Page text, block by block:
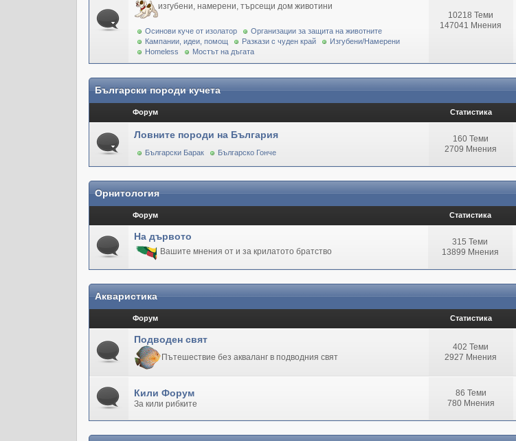
изгубени, намерени, търсещи дом животини
Осинови куче от изолатор
Организации за защита на животните
Кампании, идеи, помощ
Разкази с чуден край
Изгубени/Намерени
Homeless
Мостът на дъгата
10218 Теми
147041 Мнения
Български породи кучета
Форум Статистика
Ловните породи на България
Български Барак Българско Гонче
160 Теми
2709 Мнения
Орнитология
Форум Статистика
На дървото
Вашите мнения от и за крилатото братство
315 Теми
13899 Мнения
Акваристика
Форум Статистика
Подводен свят
Пътешествие без акваланг в подводния свят
402 Теми
2927 Мнения
Кили Форум
За кили рибките
86 Теми
780 Мнения